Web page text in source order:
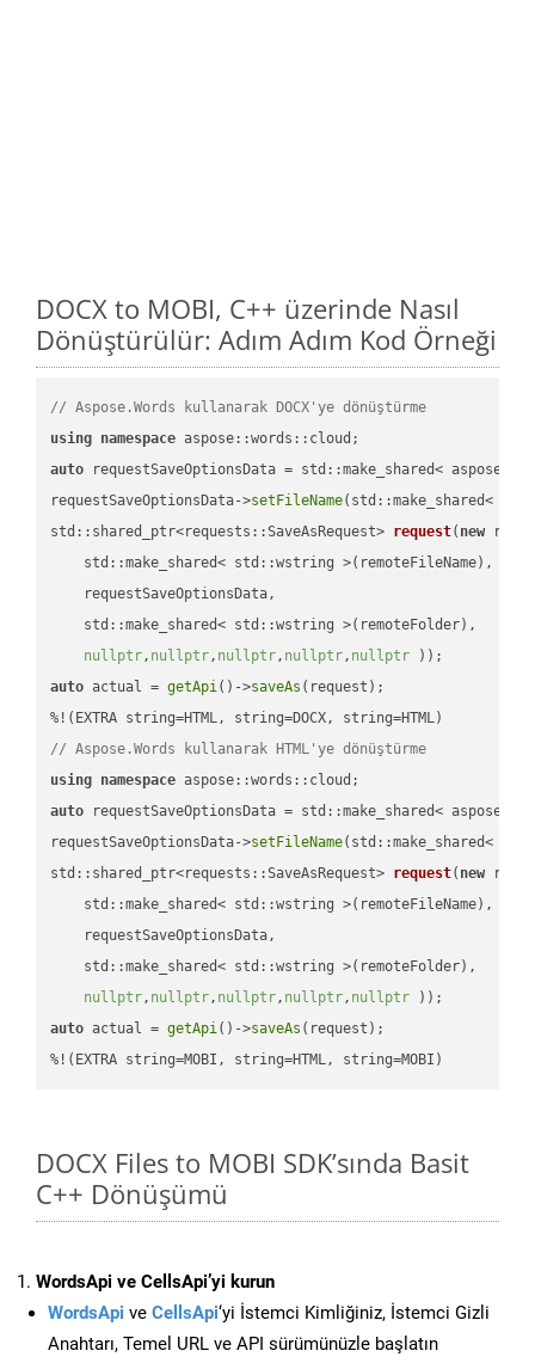
DOCX to MOBI, C++ üzerinde Nasıl
Dönüştürülür: Adım Adım Kod Örneği
// Aspose.Words kullanarak DOCX'ye dönüştürme
using namespace
auto requestSaveOptionsData = std::make_shared<
requestSaveOptionsData->setFileName(std::make_shared<
std::shared_ptr<requests::SaveAsRequest> request( new
    std::make_shared< std::wstring >(remoteFileName),
    requestSaveOptionsData,
    std::make_shared< std::wstring >(remoteFolder),
nullptr, nullptr, nullptr, nullptr, nullptr ))
auto actual = getApi()->saveAs (request);
// Aspose.Words kullanarak HTML'ye dönüştürme
using namespace
auto requestSaveOptionsData = std::make_shared<
requestSaveOptionsData->setFileName(std::make_shared<
std::shared_ptr<requests::SaveAsRequest> request( new
    std::make_shared< std::wstring >(remoteFileName),
    requestSaveOptionsData,
    std::make_shared< std::wstring >(remoteFolder),
nullptr, nullptr, nullptr, nullptr, nullptr ))
auto actual = getApi()->saveAs (request);
%!(EXTRA string=MOBI, string=HTML, string=MOBI)
DOCX Files to MOBI SDK’sında Basit
C++ Dönüşümü
WordsApi ve CellsApi’yi kurun
WordsApi ve CellsApi‘yi İstemci Kimliğiniz, İstemci Gizli
Anahtarı, Temel URL ve API sürümünüzle başlatın